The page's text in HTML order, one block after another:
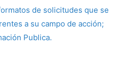
de solicitudes que se
a su campo de acción;
Publica.